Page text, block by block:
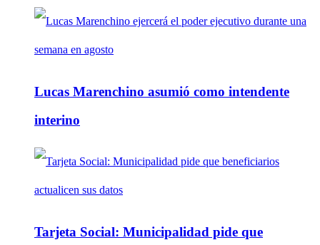
Lucas Marenchino asumió como intendente
interino
Tarjeta Social: Municipalidad pide que